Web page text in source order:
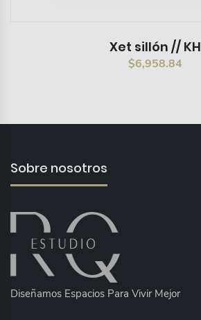
Xet sillón // KH
$6,958.84
Sobre nosotros
Diseñamos Espacios Para Vivir Mejor